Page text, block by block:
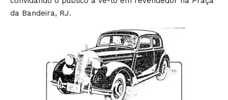
da Bandeira, RJ.